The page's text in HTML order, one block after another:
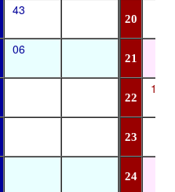
43
06
20
21
22
13
23
24